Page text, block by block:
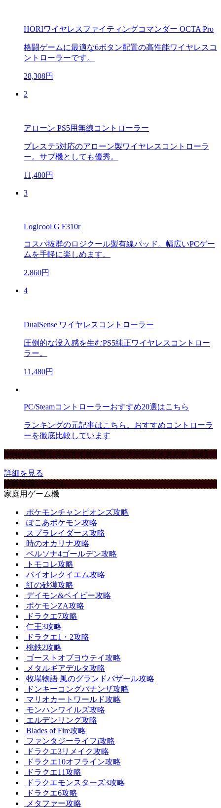
HORIワイヤレスファイティングコマンダー OCTA Pro
格闘ゲームに最適な6ボタン配置の高性能ワイヤレスコ
ントローラーです。
28,308円
2
アローン PS5用無線コントローラー
プレステ5対応のアローン製ワイヤレスコントローラ
ー。サブ機としても優秀。
11,480円
3
Logicool G F310r
コスパ抜群のロジクール製有線パッド。幅広いPCゲー
ムを手軽に楽しめます。
2,860円
4
DualSense ワイヤレスコントローラー
圧倒的な没入感を生むPS5純正ワイヤレスコントロー
ラー。
11,480円
PC/Steamコントローラーおすすめ20選はこちら
ランキングの元記事はこちら。おすすめコントローラ
ーを徹底比較しています
Amazonで買えるおすすめゲーミングデバイスまとめ【ad】
詳細を見る
攻略取扱いゲーム
家庭用ゲーム機
ポケモンチャンピオンズ攻略
ぽこあポケモン攻略
スプラレイダース攻略
時のオカリナ攻略
ペルソナ4ゴールデン攻略
トモコレ攻略
バイオレクイエム攻略
紅の砂漠攻略
デイモン&ベイビー攻略
ポケモンZA攻略
ドラクエ7攻略
仁王3攻略
ドラクエ1・2攻略
桃鉄2攻略
ゴーストオブヨウテイ攻略
メタルギアデルタ攻略
牧場物語 風のグランドバザール攻略
ドンキーコングバナンザ攻略
マリオカートワールド攻略
モンハンワイルズ攻略
エルデンリング攻略
Blades of Fire攻略
ファンタジーライフi攻略
ドラクエ3リメイク攻略
ドラクエ10オフライン攻略
ドラクエ11攻略
ドラクエモンスターズ3攻略
ドラクエ6攻略
メタファー攻略